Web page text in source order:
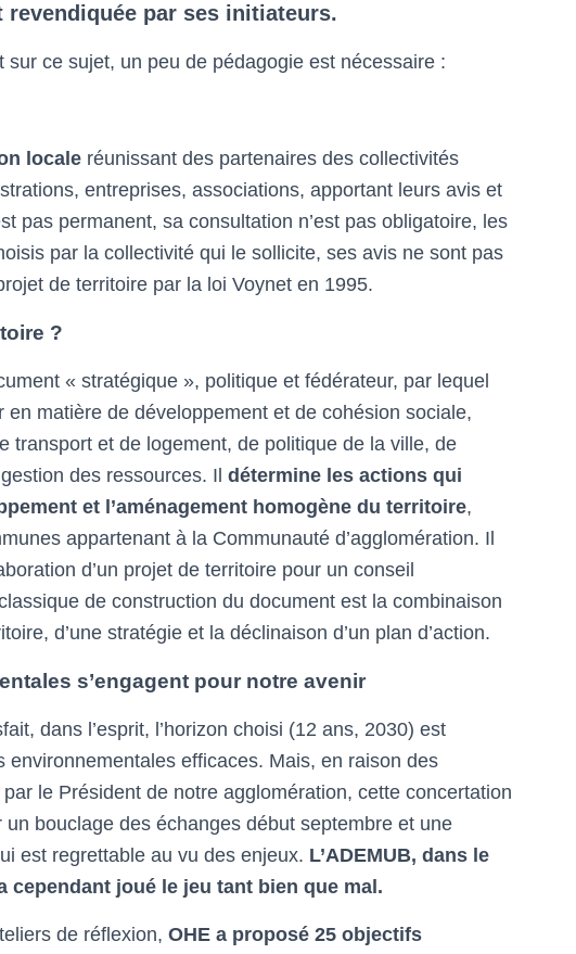
revendiquée par ses initiateurs.
sur ce sujet, un peu de pédagogie est nécessaire :
locale réunissant des partenaires des collectivités
entreprises, associations, apportant leurs avis et
pas permanent, sa consultation n’est pas obligatoire, les
par la collectivité qui le sollicite, ses avis ne sont pas
de territoire par la loi Voynet en 1995.
?
« stratégique », politique et fédérateur, par lequel
matière de développement et de cohésion sociale,
transport et de logement, de politique de la ville, de
des ressources. Il détermine les actions qui
et l’aménagement homogène du territoire,
appartenant à la Communauté d’agglomération. Il
d’un projet de territoire pour un conseil
de construction du document est la combinaison
d’une stratégie et la déclinaison d’un plan d’action.
s’engagent pour notre avenir
dans l’esprit, l’horizon choisi (12 ans, 2030) est
efficaces. Mais, en raison des
le Président de notre agglomération, cette concertation
bouclage des échanges début septembre et une
est regrettable au vu des enjeux. L’ADEMUB, dans le
cependant joué le jeu tant bien que mal.
de réflexion, OHE a proposé 25 objectifs